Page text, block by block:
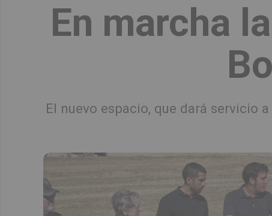
En marcha
El nuevo espacio, que dará servicio